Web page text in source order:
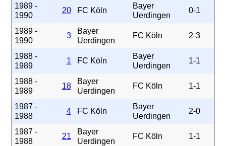
1989 -
1990
20 FC Köln
Bayer
Uerdingen
0-1
1989 -
1990
3
Bayer
Uerdingen
FC Köln 2-3
1988 -
1989
1 FC Köln
Bayer
Uerdingen
1-1
1988 -
1989
18
Bayer
Uerdingen
FC Köln 1-1
1987 -
1988
4 FC Köln
Bayer
Uerdingen
2-0
1987 -
1988
21
Bayer
Uerdingen
FC Köln 1-1